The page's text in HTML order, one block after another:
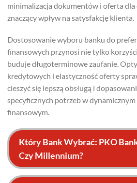
minimalizacja dokumentów i oferta
znaczący wpływ na satysfakcję klienta.
Dostosowanie wyboru banku do
finansowych przynosi nie tylko
buduje długoterminowe zaufanie.
kredytowych i elastyczność oferty
cieszyć się lepszą obsługą i
specyficznych potrzeb w
finansowym.
Który Bank Wybrać: PKO
Czy Millennium?